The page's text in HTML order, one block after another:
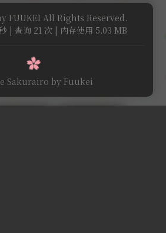
FUUKEI All Rights Reserved.
| 查询 21 次 | 内存使用 5.03 MB
Sakurairo by Fuukei